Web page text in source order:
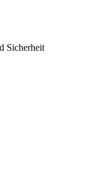
Sicherheit